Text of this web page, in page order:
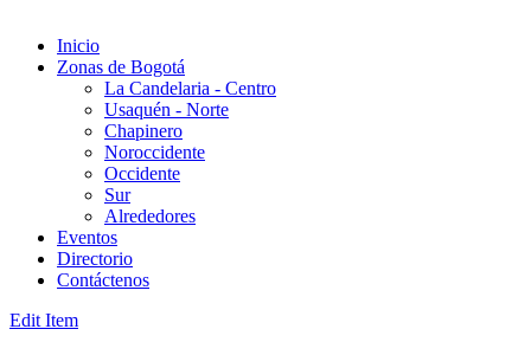
Inicio
Zonas de Bogotá
La Candelaria - Centro
Usaquén - Norte
Chapinero
Noroccidente
Occidente
Sur
Alrededores
Eventos
Directorio
Contáctenos
Edit Item